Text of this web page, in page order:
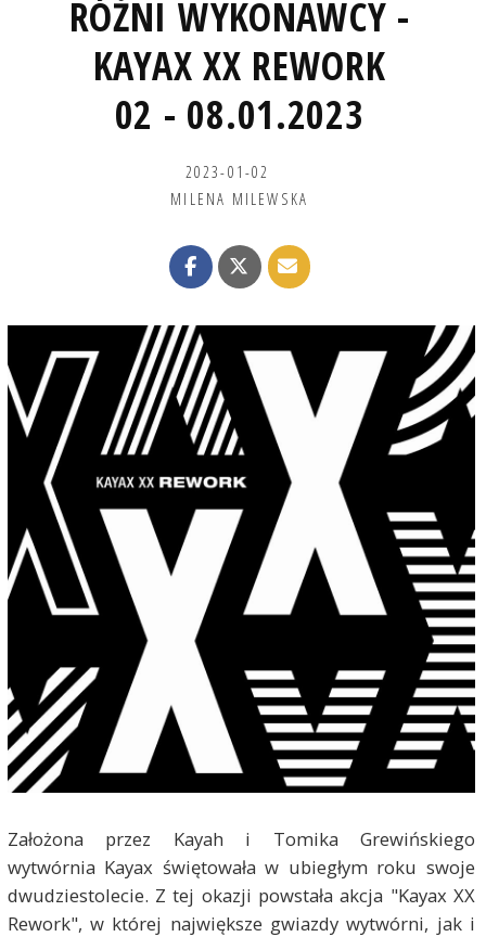
RÓŻNI WYKONAWCY -
KAYAX XX REWORK
02 - 08.01.2023
2023-01-02
MILENA MILEWSKA
Założona przez Kayah i Tomika Grewińskiego
wytwórnia Kayax świętowała w ubiegłym roku swoje
dwudziestolecie. Z tej okazji powstała akcja "Kayax XX
Rework", w której największe gwiazdy wytwórni, jak i